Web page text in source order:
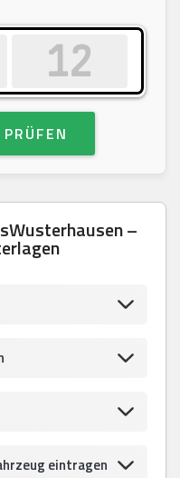
–
eintragen